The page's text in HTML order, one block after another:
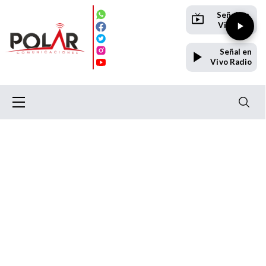
Señal en
Vivo TV
Señal en
Vivo Radio